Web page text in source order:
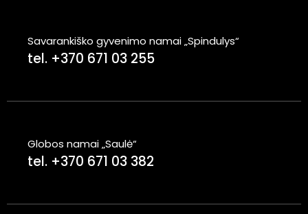
Savarankiško gyvenimo namai „Spindulys“
tel. +370 671 03 255
Globos namai „Saulė“
tel. +370 671 03 382